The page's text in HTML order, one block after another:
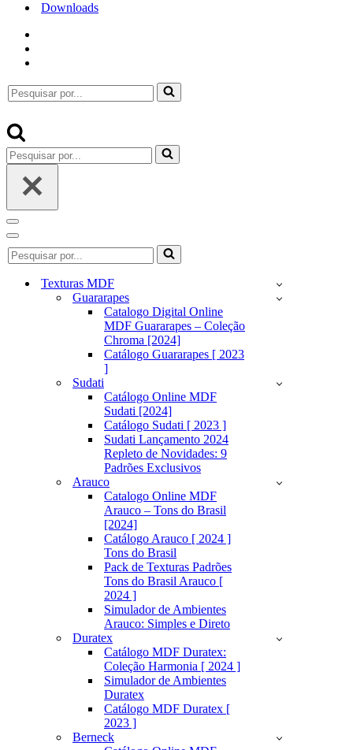
Downloads
Pesquisar
por...
Pesquisar
por...
Menu
de
navegação
Menu
de
navegação
Pesquisar
por...
Texturas MDF
Guararapes
Catalogo Digital Online
MDF Guararapes – Coleção
Chroma [2024]
Catálogo Guararapes [ 2023
]
Sudati
Catálogo Online MDF
Sudati [2024]
Catálogo Sudati [ 2023 ]
Sudati Lançamento 2024
Repleto de Novidades: 9
Padrões Exclusivos
Arauco
Catalogo Online MDF
Arauco – Tons do Brasil
[2024]
Catálogo Arauco [ 2024 ]
Tons do Brasil
Pack de Texturas Padrões
Tons do Brasil Arauco [
2024 ]
Simulador de Ambientes
Arauco: Simples e Direto
Duratex
Catálogo MDF Duratex:
Coleção Harmonia [ 2024 ]
Simulador de Ambientes
Duratex
Catálogo MDF Duratex [
2023 ]
Berneck